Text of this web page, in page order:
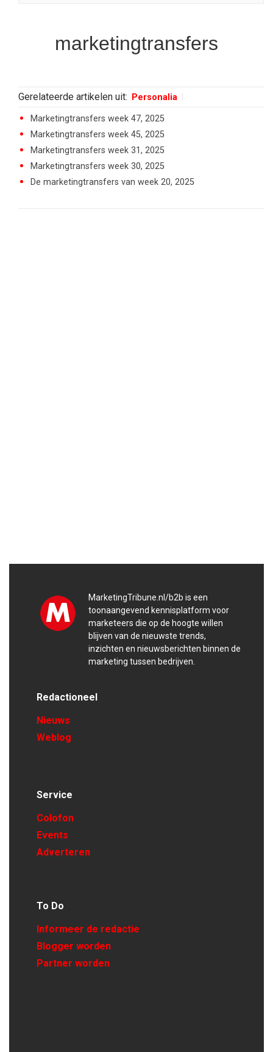
marketingtransfers
Gerelateerde artikelen uit: Personalia
Marketingtransfers week 47, 2025
Marketingtransfers week 45, 2025
Marketingtransfers week 31, 2025
Marketingtransfers week 30, 2025
De marketingtransfers van week 20, 2025
MarketingTribune.nl/b2b is een
toonaangevend kennisplatform voor
marketeers die op de hoogte willen
blijven van de nieuwste trends,
inzichten en nieuwsberichten binnen de
marketing tussen bedrijven.
Redactioneel
Nieuws
Weblog
Service
Colofon
Events
Adverteren
To Do
Informeer de redactie
Blogger worden
Partner worden